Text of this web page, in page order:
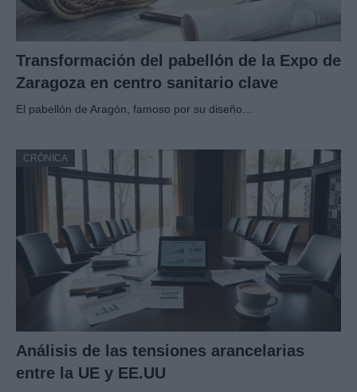
Transformación del pabellón de la Expo de
Zaragoza en centro sanitario clave
El pabellón de Aragón, famoso por su diseño…
CRÓNICA
Análisis de las tensiones arancelarias
entre la UE y EE.UU